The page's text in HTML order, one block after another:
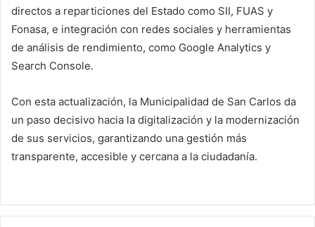
directos a reparticiones del Estado como SII, FUAS y
Fonasa, e integración con redes sociales y herramientas
de análisis de rendimiento, como Google Analytics y
Search Console.
Con esta actualización, la Municipalidad de San Carlos da
un paso decisivo hacia la digitalización y la modernización
de sus servicios, garantizando una gestión más
transparente, accesible y cercana a la ciudadanía.